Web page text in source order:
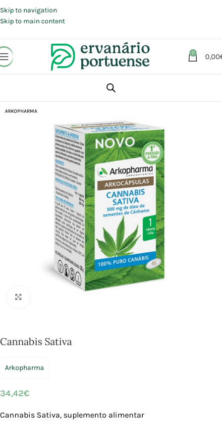
Skip to navigation
Skip to main content
0 0,00
Suplementos alimentares
ARKOPHARMA
Cannabis Sativa
Arkopharma
34,42€
Cannabis Sativa, suplemento alimentar